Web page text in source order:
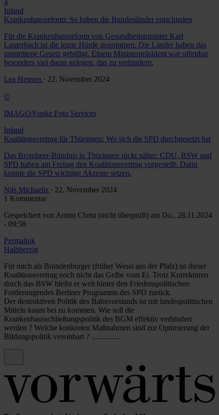
Inland
Krankenhausreform: So haben die Bundesländer entschieden
Für die Krankenhausreform von Gesundheitsminister Karl
Lauterbach ist die letzte Hürde genommen: Die Länder haben das
umstrittene Gesetz gebilligt. Einem Ministerpräsident war offenbar
besonders viel daran gelegen, das zu verhindern.
Lea Hensen · 22. November 2024
©
IMAGO/Funke Foto Services
Inland
Koalitionsvertrag für Thüringen: Wo sich die SPD durchgesetzt hat
Das Brombeer-Bündnis in Thüringen rückt näher: CDU, BSW und
SPD haben am Freitag den Koalitionsvertrag vorgestellt. Darin
konnte die SPD wichtige Akzente setzen.
Nils Michaelis · 22. November 2024
1 Kommentar
Gespeichert von Armin Christ (nicht überprüft) am Do., 28.11.2024
- 09:58
Permalink
Halbherzig
Für mich als Brandenburger (früher Wessi aus der Pfalz) ist dieser
Koalitionsvertrag noch nicht das Gelbe vom Ei. Trotz Korrekturen
durch das BSW bleibt er weit hinter den Friedenspolitischen
Forderungendes Berliner Programms des SPD zurück.
Der destruktiven Politik des Bahnvorstands ist mit landespolitischen
Mitteln kaum bei zu kommen. Wie soll die
Krankenhausschließungspolitik des BGM effektiv verhindert
werden ? Welche konkreten Maßnahmen sind zur Optimierung der
Bildungspolitik vereinbart ? ...............